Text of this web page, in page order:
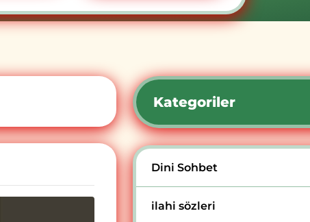
Kategoriler
Dini Sohbet
ilahi sözleri